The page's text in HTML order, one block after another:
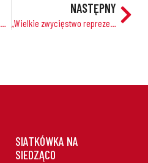
Ewa Warelis – kapitan z prawdziwego zdarzenia!
NASTĘPNY
„Wielkie zwycięstwo reprezentacji Polski w siatkówce na siedząco przed Mistrzostwami Europy 2025”
SIATKÓWKA NA
SIEDZĄCO